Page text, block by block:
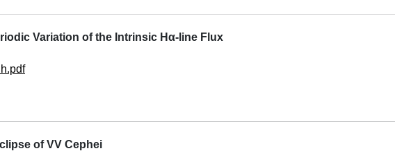
Variation of the Intrinsic Hα-line Flux
of VV Cephei